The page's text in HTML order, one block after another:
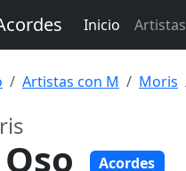
Inicio Artistas
Artistas con M Moris
Acordes